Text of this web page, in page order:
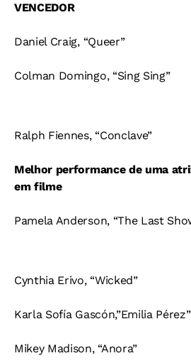
VENCEDOR
Daniel Craig, “Queer”
Colman Domingo, “Sing Sing”
Ralph Fiennes, “Conclave”
Melhor performance de uma
em filme
Pamela Anderson, “The Last
Cynthia Erivo, “Wicked”
Karla Sofía Gascón,”Emilia Pérez”
Mikey Madison, “Anora”